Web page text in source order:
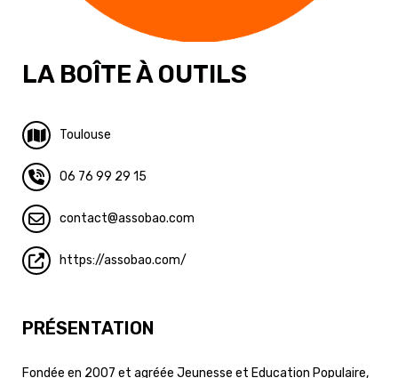
LA BOÎTE À OUTILS
Toulouse
06 76 99 29 15
contact assobao.com
https://assobao.com/
PRÉSENTATION
Fondée en 2007 et agréée Jeunesse et Education Populaire,